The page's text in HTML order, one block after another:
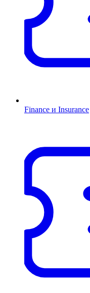
Finance и Insurance